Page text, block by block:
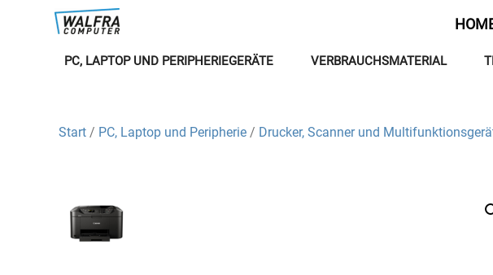
PC, LAPTOP UND PERIPHERIEGERÄTE VERBRAUCHSMATERIAL
Start / PC, Laptop und Peripherie / Drucker, Scanner und